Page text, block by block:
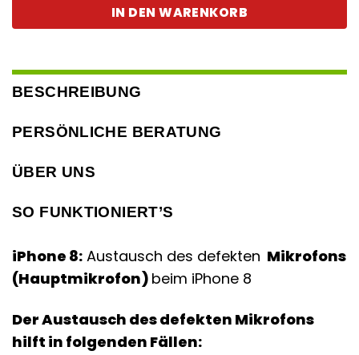
IN DEN WARENKORB
BESCHREIBUNG
PERSÖNLICHE BERATUNG
ÜBER UNS
SO FUNKTIONIERT’S
iPhone 8: Austausch des defekten Mikrofons
(Hauptmikrofon) beim iPhone 8
Der Austausch des defekten Mikrofons
hilft in folgenden Fällen: